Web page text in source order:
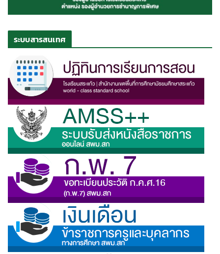
ระบบสารสนเทศ